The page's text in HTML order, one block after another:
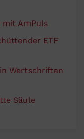
mit AmPuls
ETF
Wertschriften
Säule